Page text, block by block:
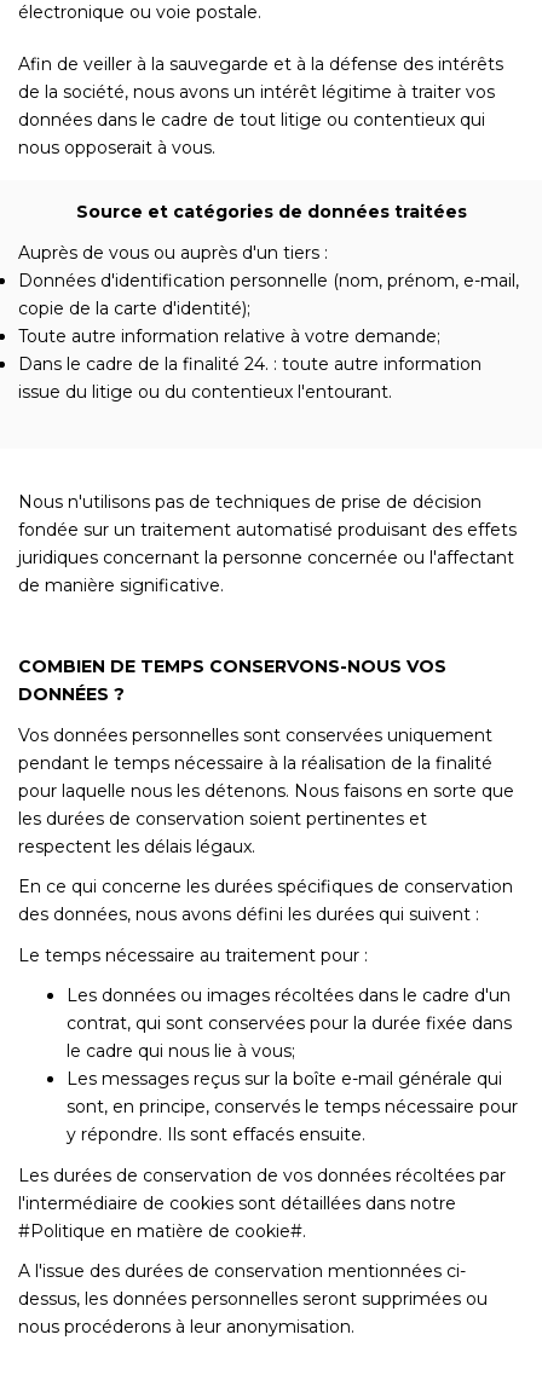
électronique ou voie postale.
Afin de veiller à la sauvegarde et à la défense des intérêts
de la société, nous avons un intérêt légitime à traiter vos
données dans le cadre de tout litige ou contentieux qui
nous opposerait à vous.
Source et catégories de données traitées
Auprès de vous ou auprès d'un tiers :
Données d'identification personnelle (nom, prénom, e-mail,
copie de la carte d'identité);
Toute autre information relative à votre demande;
Dans le cadre de la finalité 24. : toute autre information
issue du litige ou du contentieux l'entourant.
Nous n'utilisons pas de techniques de prise de décision
fondée sur un traitement automatisé produisant des effets
juridiques concernant la personne concernée ou l'affectant
de manière significative.
COMBIEN DE TEMPS CONSERVONS-NOUS VOS
DONNÉES ?
Vos données personnelles sont conservées uniquement
pendant le temps nécessaire à la réalisation de la finalité
pour laquelle nous les détenons. Nous faisons en sorte que
les durées de conservation soient pertinentes et
respectent les délais légaux.
En ce qui concerne les durées spécifiques de conservation
des données, nous avons défini les durées qui suivent :
Le temps nécessaire au traitement pour :
Les données ou images récoltées dans le cadre d'un
contrat, qui sont conservées pour la durée fixée dans
le cadre qui nous lie à vous;
Les messages reçus sur la boîte e-mail générale qui
sont, en principe, conservés le temps nécessaire pour
y répondre. Ils sont effacés ensuite.
Les durées de conservation de vos données récoltées par
l'intermédiaire de cookies sont détaillées dans notre
#Politique en matière de cookie#.
A l'issue des durées de conservation mentionnées ci-
dessus, les données personnelles seront supprimées ou
nous procéderons à leur anonymisation.